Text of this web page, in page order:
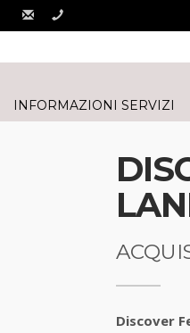
INFORMAZIONI SERVIZI
Discover